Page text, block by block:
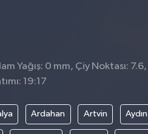
Yağış: 0 mm, Çiy Noktası: 7.6,
19:17
Ardahan Artvin Aydın